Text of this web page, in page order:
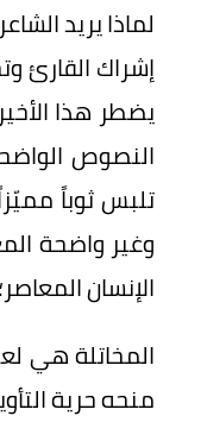
لماذا يريد
إشراك القارئ
يضطر هذا
النصوص
تلبس ثوباً
وغير واضحة
الإنسان
المخاتلة هي
منحه حرية